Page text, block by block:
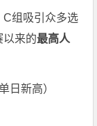
C组吸引众多选
以来的最高人
日新高）